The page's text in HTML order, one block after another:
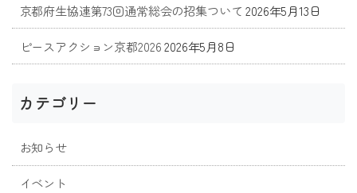
京都府生協連第73回通常総会の招集ついて 2026年5月13日
ピースアクション京都20262026年5月8日
カテゴリー
お知らせ
イベント